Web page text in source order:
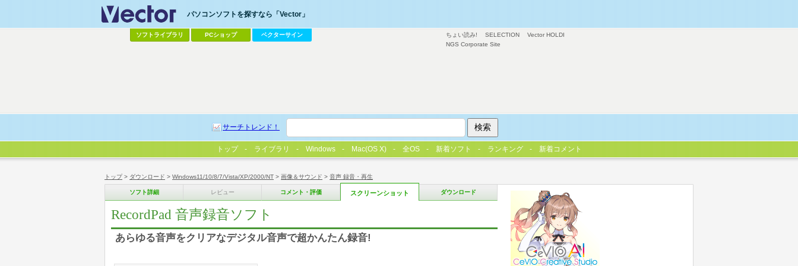
トップ> ダウンロード > Windows11/10/8/7/Vista/XP/2000/NT > 画像＆サウンド > 音声 録音・再生
ソフト詳細 レビュー コメント・評価 スクリーンショット ダウンロード
RecordPad 音声録音ソフト
あらゆる音声をクリアなデジタル音声で超かんたん録音!
ちょい読み! SELECTION
Vector HOLDI
NGS Corporate Site
パソコンソフトを探すなら「Vector」
ソフトライブラリ PCショップ ベクターサイン
サーチトレンド！
トップ ライブラリ Windows Mac(OS X) 全OS 新着ソフト ランキング 新着コメント